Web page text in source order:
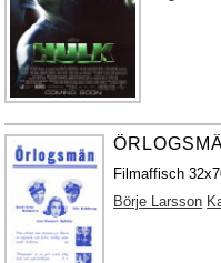
Filmaffisch
Börje Larsson